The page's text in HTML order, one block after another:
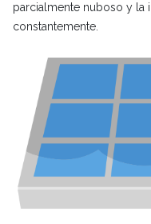
parcialmente nuboso y la
constantemente.